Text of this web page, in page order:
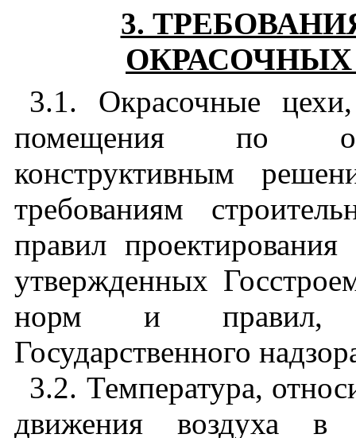
3.
3.1. Окрасочные
помещения по
конструктивным
требованиям
правил
утвержденных
норм и правил,
Государственного
3.2. Температура,
движения воздуха в